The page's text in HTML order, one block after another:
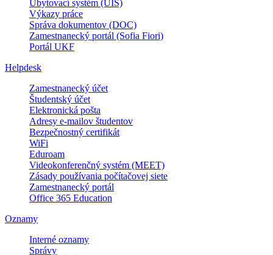
Ubytovací systém (UIS)
Výkazy práce
Správa dokumentov (DOC)
Zamestnanecký portál (Sofia Fiori)
Portál UKF
Helpdesk
Zamestnanecký účet
Študentský účet
Elektronická pošta
Adresy e-mailov študentov
Bezpečnostný certifikát
WiFi
Eduroam
Videokonferenčný systém (MEET)
Zásady používania počítačovej siete
Zamestnanecký portál
Office 365 Education
Oznamy
Interné oznamy
Správy